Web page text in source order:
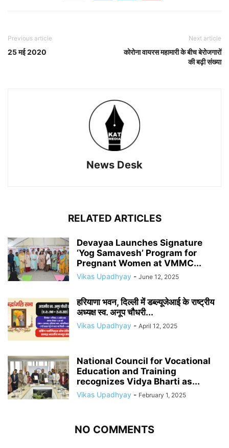
Previous article
25 मई 2020
Next article
कोरोना वायरस महामारी के बीच बेरोजगारों
की बढ़ी संख्या
News Desk
RELATED ARTICLES
Devayaa Launches Signature
‘Yog Samavesh’ Program for
Pregnant Women at VMMC...
Vikas Upadhyay - June 12, 2025
हरियाणा भवन, दिल्ली में डब्ल्यूजेआई के राष्ट्रीय
अध्यक्ष स्व. अनूप चौधरी...
Vikas Upadhyay - April 12, 2025
National Council for Vocational
Education and Training
recognizes Vidya Bharti as...
Vikas Upadhyay - February 1, 2025
NO COMMENTS